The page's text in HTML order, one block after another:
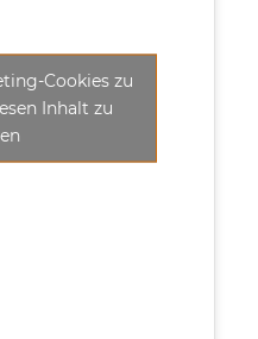
Cookies zu
Inhalt zu